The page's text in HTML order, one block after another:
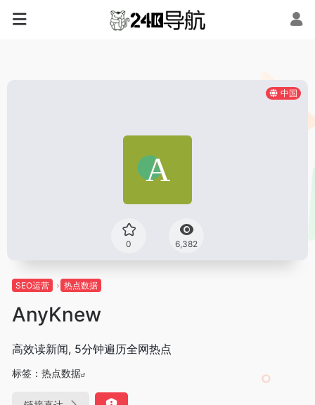
中国
0 6,382
SEO运营 热点数据
AnyKnew
高效读新闻, 5分钟遍历全网热点
标签： 热点数据